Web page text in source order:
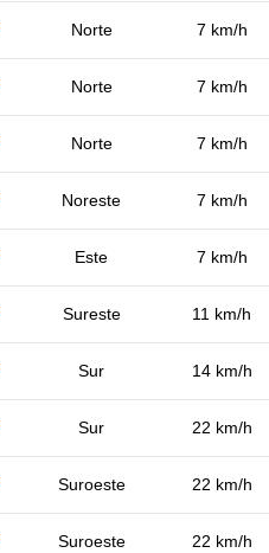
Norte 7 km/h
Norte 7 km/h
Norte 7 km/h
Noreste 7 km/h
Este 7 km/h
Sureste 11 km/h
Sur 14 km/h
Sur 22 km/h
Suroeste 22 km/h
Suroeste 22 km/h